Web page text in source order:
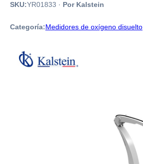
SKU:YR01833 · Por Kalstein
Categoría:Medidores de oxígeno disuelto